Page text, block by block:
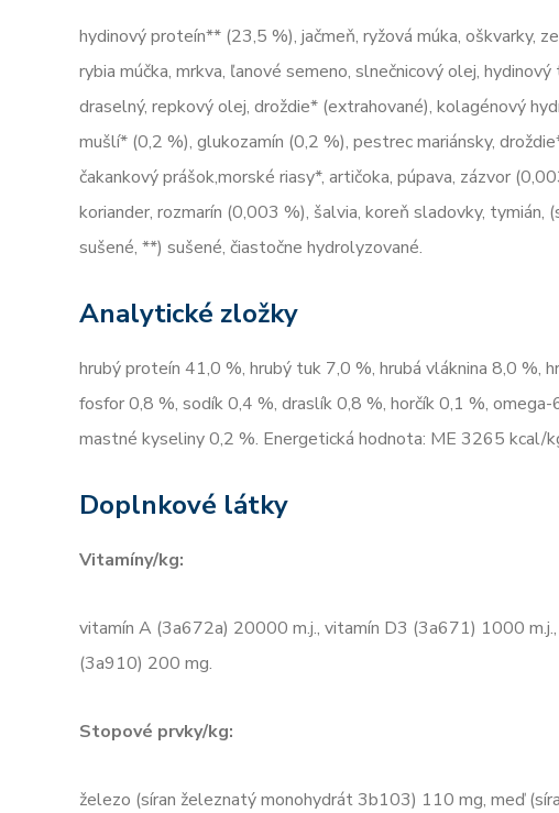
hydinový proteín** (23,5 %), jačmeň, ryžová múka, oškvarky,
rybia múčka, mrkva, ľanové semeno, slnečnicový olej,
draselný, repkový olej, droždie* (extrahované), kolagénový
mušlí* (0,2 %), glukozamín (0,2 %), pestrec mariánsky,
čakankový prášok,morské riasy*, artičoka, púpava, zázvor
koriander, rozmarín (0,003 %), šalvia, koreň sladovky, tymián,
sušené, **) sušené, čiastočne hydrolyzované.
Analytické zložky
hrubý proteín 41,0 %, hrubý tuk 7,0 %, hrubá vláknina 8,0 %,
fosfor 0,8 %, sodík 0,4 %, draslík 0,8 %, horčík 0,1 %,
mastné kyseliny 0,2 %. Energetická hodnota: ME 3265 kcal/
Doplnkové látky
Vitamíny/kg:
vitamín A (3a672a) 20000 m.j., vitamín D3 (3a671) 1000
(3a910) 200 mg.
Stopové prvky/kg:
železo (síran železnatý monohydrát 3b103) 110 mg, meď